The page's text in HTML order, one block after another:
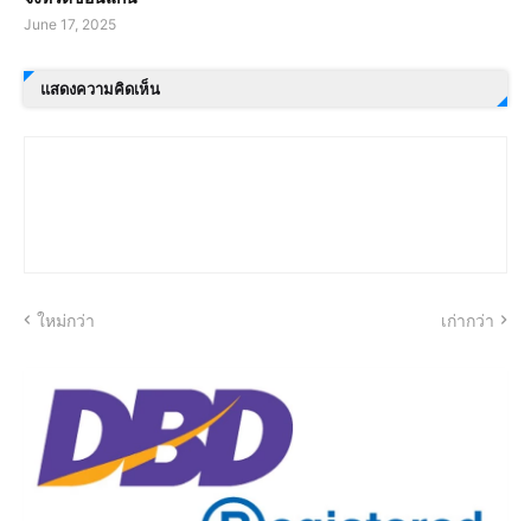
June 17, 2025
แสดงความคิดเห็น
ใหม่กว่า เก่ากว่า